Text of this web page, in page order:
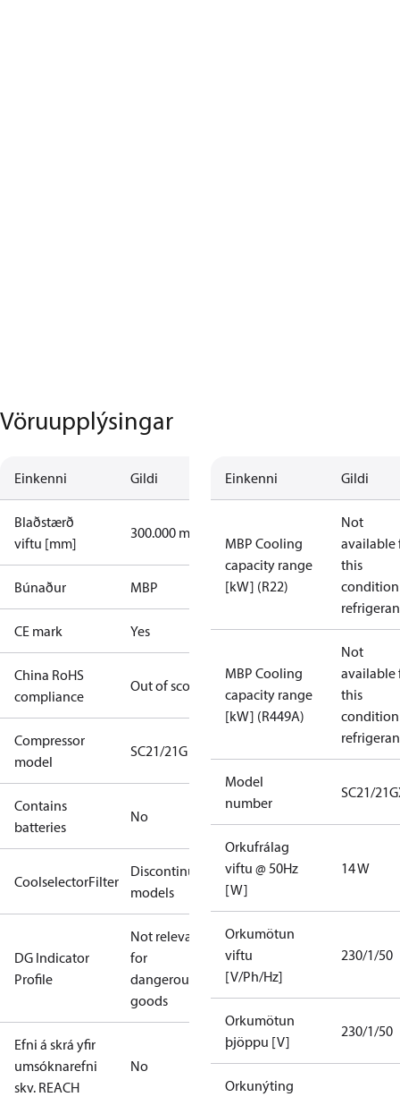
Vöruupplýsingar
Einkenni Gildi
Blaðstærð
viftu [mm]
300.000 mm
Búnaður MBP
CE mark Yes
China RoHS
compliance
Out of scope
Compressor
model
SC21/21G
Contains
batteries
No
CoolselectorFilter
Discontinued
models
DG Indicator
Profile
Not relevant
for
dangerous
goods
Efni á skrá yfir
umsóknarefni
skv. REACH
No
Einkenni Gildi
MBP Cooling
capacity range
[kW] (R22)
Not
available
this
MBP Cooling
capacity range
[kW] (R449A)
Not
available
this
Model
number
SC21/
Orkufrálag
viftu @ 50Hz
[W]
14 W
Orkumötun
viftu
[V/Ph/Hz]
230/1/50
Orkumötun
þjöppu [V]
230/1/50
Orkunýting